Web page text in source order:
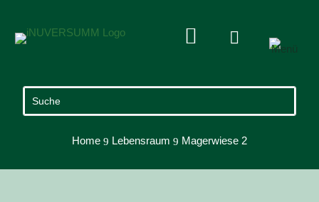
 
Home 9 Lebensraum 9 Magerwiese 2